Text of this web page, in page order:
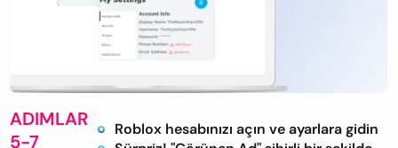
ADIMLAR
5-7
Roblox hesabınızı açın ve ayarlara gidin